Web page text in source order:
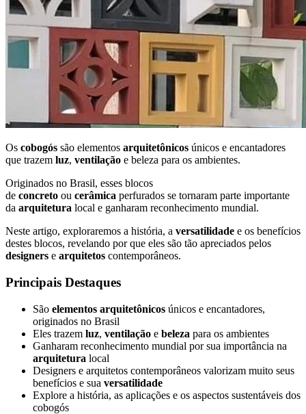
Os cobogós são elementos arquitetônicos únicos e encantadores
que trazem luz, ventilação e beleza para os ambientes.
Originados no Brasil, esses blocos
de concreto ou cerâmica perfurados se tornaram parte importante
da arquitetura local e ganharam reconhecimento mundial.
Neste artigo, exploraremos a história, a versatilidade e os benefícios
destes blocos, revelando por que eles são tão apreciados pelos
designers e arquitetos contemporâneos.
Principais Destaques
São elementos arquitetônicos únicos e encantadores,
originados no Brasil
Eles trazem luz, ventilação e beleza para os ambientes
Ganharam reconhecimento mundial por sua importância na
arquitetura local
Designers e arquitetos contemporâneos valorizam muito seus
benefícios e sua versatilidade
Explore a história, as aplicações e os aspectos sustentáveis dos
cobogós